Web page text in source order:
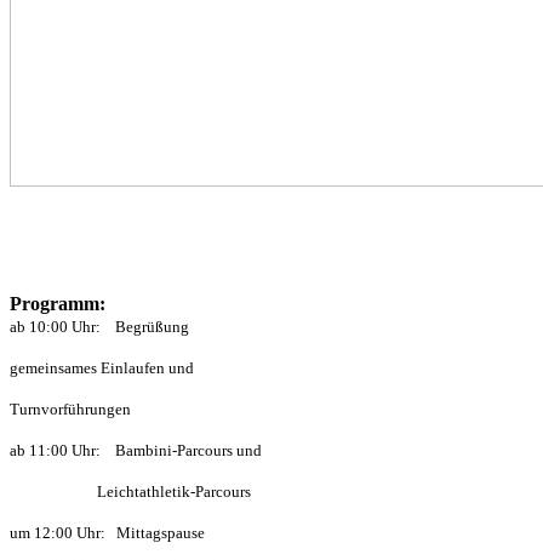
Programm:
ab 10:00 Uhr: Begrüßung
gemeinsames Einlaufen und
Turnvorführungen
ab 11:00 Uhr: Bambini-Parcours und
Leichtathletik-Parcours
um 12:00 Uhr: Mittagspause